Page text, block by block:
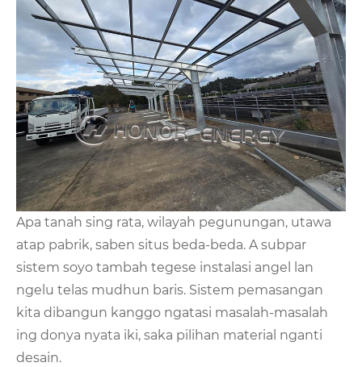
Apa tanah sing rata, wilayah pegunungan, utawa
atap pabrik, saben situs beda-beda. A subpar
sistem soyo tambah tegese instalasi angel lan
ngelu telas mudhun baris. Sistem pemasangan
kita dibangun kanggo ngatasi masalah-masalah
ing donya nyata iki, saka pilihan material nganti
desain.